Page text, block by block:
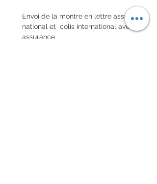
Envoi de la montre en lettre assurée
national et colis international avec
assurance